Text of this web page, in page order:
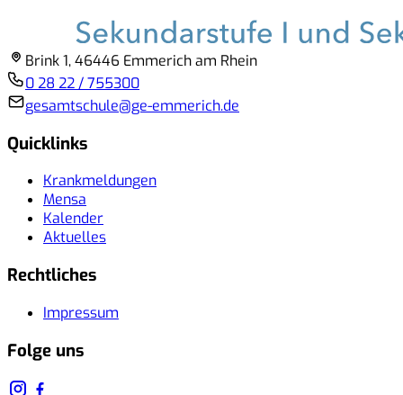
Brink 1, 46446 Emmerich am Rhein
0 28 22 / 755300
gesamtschule@ge-emmerich.de
Quicklinks
Krankmeldungen
Mensa
Kalender
Aktuelles
Rechtliches
Impressum
Folge uns